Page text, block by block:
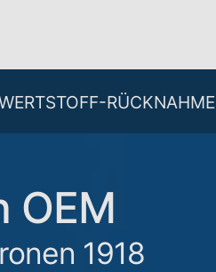
RÜCKNAHME
OEM
1918